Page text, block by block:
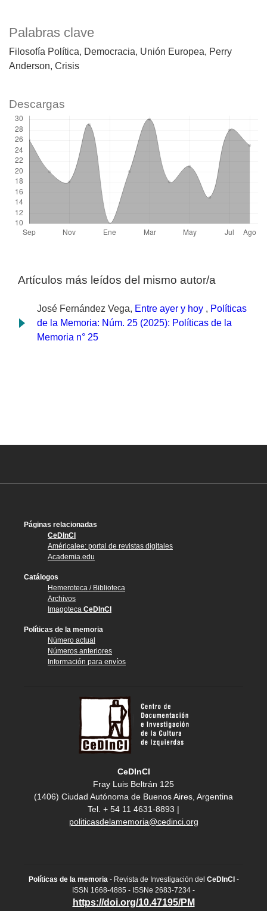
Palabras clave
Filosofía Política Democracia Unión Europea
Perry
Anderson Crisis
Descargas
Artículos más leídos del mismo autor/a
José Fernández Vega, Entre ayer y hoy , Políticas
de la Memoria: Núm. 25 (2025): Políticas de la
Memoria n° 25
Páginas relacionadas
CeDInCI
Américalee: portal de revistas digitales
Academia.edu
Catálogos
Hemeroteca / Biblioteca
Archivos
Imagoteca CeDInCI
Políticas de la memoria
Número actual
Números anteriores
Información para envíos
CeDInCI
Fray Luis Beltrán 125
(1406) Ciudad Autónoma de Buenos Aires, Argentina
Tel. + 54 11 4631-8893 |
politicasdelamemoria@cedinci.org
Políticas de la memoria- Revista de Investigación del CeDInCI -
ISSN 1668-4885 - ISSNe 2683-7234 -
https://doi.org/10.47195/PM